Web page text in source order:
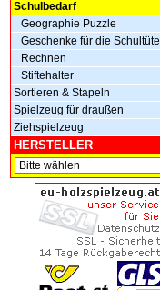
Schulbedarf
Geographie Puzzle
Geschenke für die Schultüte
Rechnen
Stiftehalter
Sortieren & Stapeln
Spielzeug für draußen
Ziehspielzeug
HERSTELLER